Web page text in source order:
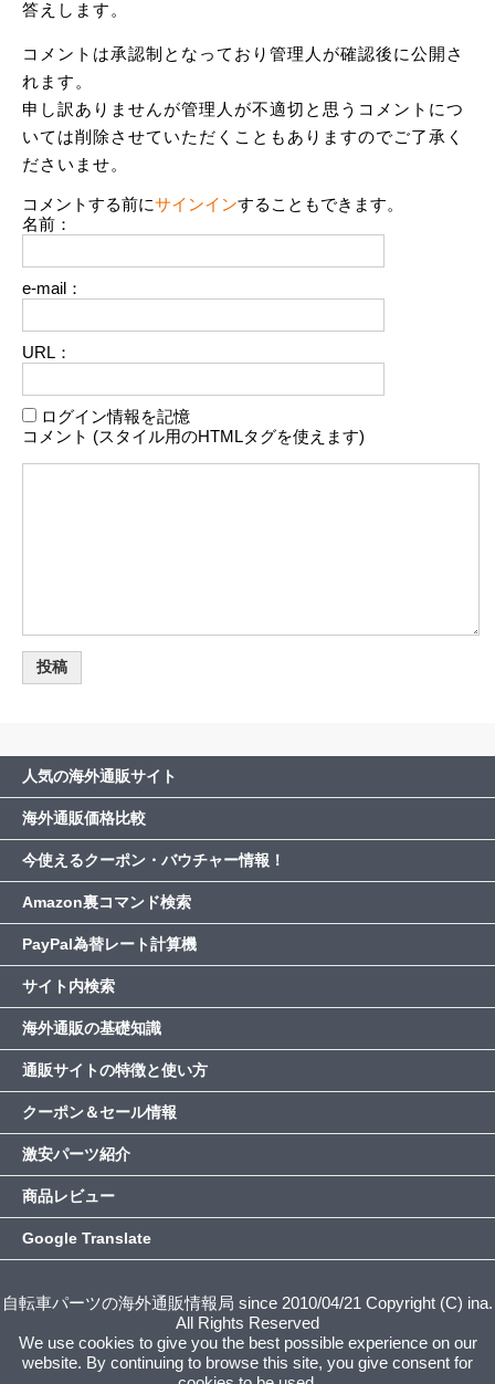
答えします。
コメントは承認制となっており管理人が確認後に公開さ
れます。
申し訳ありませんが管理人が不適切と思うコメントにつ
いては削除させていただくこともありますのでご了承く
ださいませ。
コメントする前にサインインすることもできます。
名前：
e-mail：
URL：
ログイン情報を記憶
コメント (スタイル用のHTMLタグを使えます)
人気の海外通販サイト
海外通販価格比較
今使えるクーポン・バウチャー情報！
Amazon裏コマンド検索
PayPal為替レート計算機
サイト内検索
海外通販の基礎知識
通販サイトの特徴と使い方
クーポン＆セール情報
激安パーツ紹介
商品レビュー
Google Translate
自転車パーツの海外通販情報局 since 2010/04/21 Copyright (C) ina.
All Rights Reserved
We use cookies to give you the best possible experience on our
website. By continuing to browse this site, you give consent for